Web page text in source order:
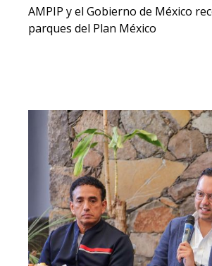
AMPIP y el Gobierno de México
parques del Plan México